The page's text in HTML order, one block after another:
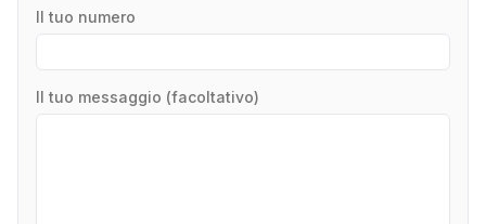
Il tuo numero
Il tuo messaggio (facoltativo)